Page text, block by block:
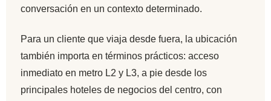
conversación en un contexto determinado.
Para un cliente que viaja desde fuera, la ubicación
también importa en términos prácticos: acceso
inmediato en metro L2 y L3, a pie desde los
principales hoteles de negocios del centro, con